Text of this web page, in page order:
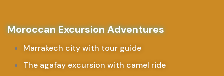
Moroccan Excursion Adventures
Marrakech city with tour guide
The agafay excursion with camel ride